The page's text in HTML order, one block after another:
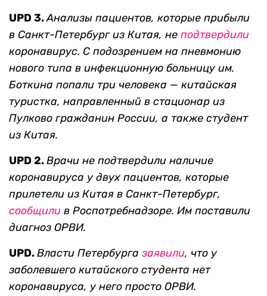
UPD 3.Анализы пациентов, которые прибыли
в Санкт-Петербург из Китая, не подтвердили
коронавирус. С подозрением на пневмонию
нового типа в инфекционную больницу им.
Боткина попали три человека — китайская
туристка, направленный в стационар из
Пулково гражданин России, а также студент
из Китая.
UPD 2.Врачи не подтвердили наличие
коронавируса у двух пациентов, которые
прилетели из Китая в Санкт-Петербург,
сообщили в Роспотребнадзоре. Им поставили
диагноз ОРВИ.
UPD.Власти Петербурга заявили, что у
заболевшего китайского студента нет
коронавируса, у него просто ОРВИ.